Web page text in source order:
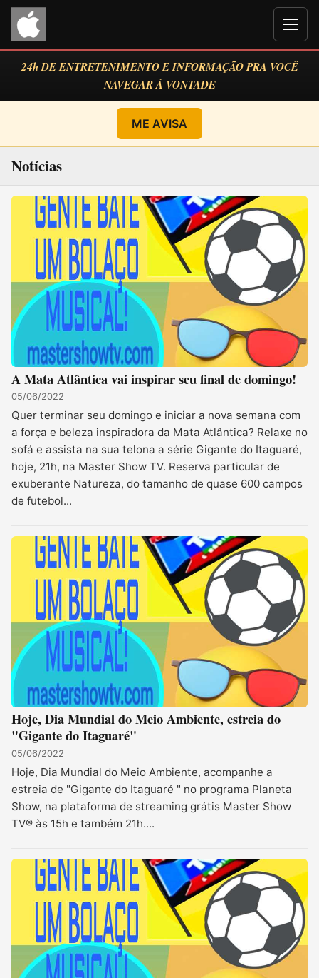
24h DE ENTRETENIMENTO E INFORMAÇÃO PRA VOCÊ
NAVEGAR À VONTADE
ME AVISA
Notícias
A Mata Atlântica vai inspirar seu final de domingo!
05/06/2022
Quer terminar seu domingo e iniciar a nova semana com
a força e beleza inspiradora da Mata Atlântica? Relaxe no
sofá e assista na sua telona a série Gigante do Itaguaré,
hoje, 21h, na Master Show TV. Reserva particular de
exuberante Natureza, do tamanho de quase 600 campos
de futebol...
​Hoje, Dia Mundial do Meio Ambiente, estreia do
"Gigante do Itaguaré"
05/06/2022
Hoje, Dia Mundial do Meio Ambiente, acompanhe a
estreia de "Gigante do Itaguaré " no programa Planeta
Show, na plataforma de streaming grátis Master Show
TV® às 15h e também 21h....